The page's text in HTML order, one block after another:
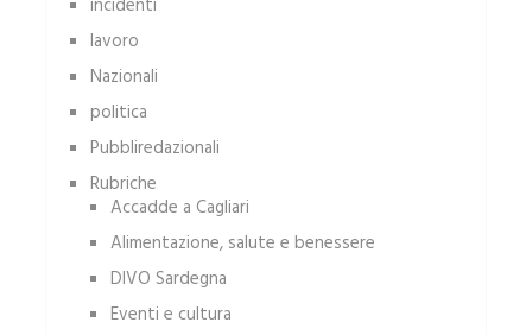
incidenti
lavoro
Nazionali
politica
Pubbliredazionali
Rubriche
Accadde a Cagliari
Alimentazione, salute e benessere
DIVO Sardegna
Eventi e cultura